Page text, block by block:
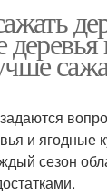
и ягодные
сезон